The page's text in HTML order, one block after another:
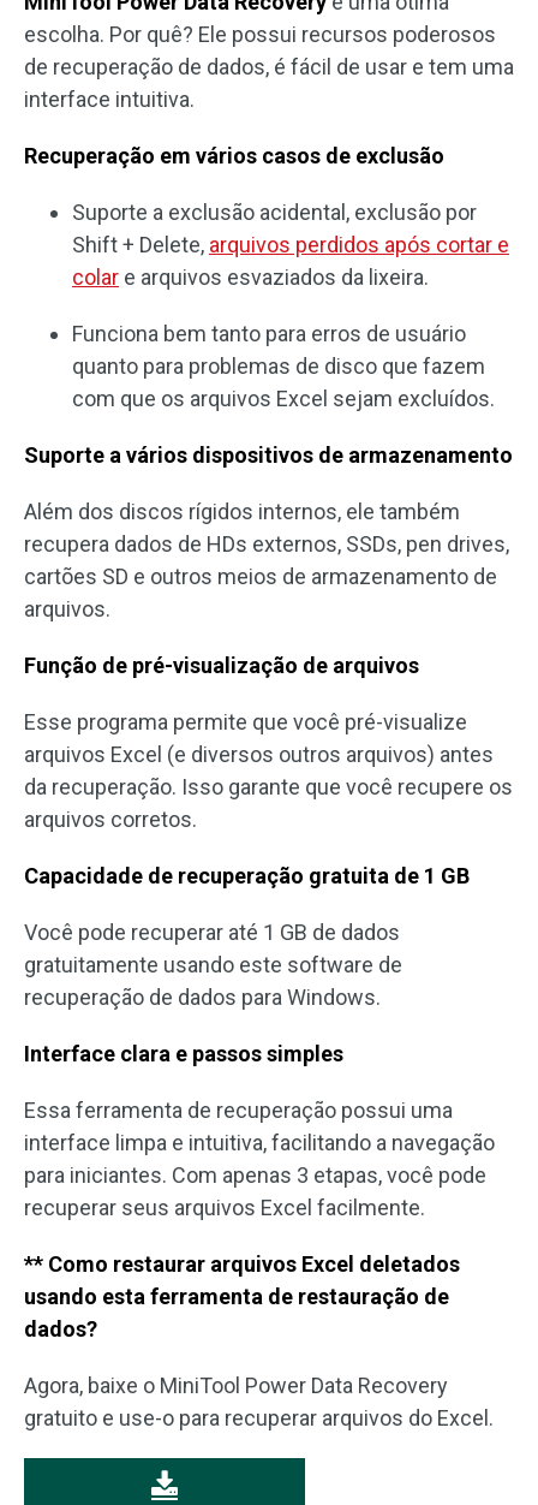
escolha. Por quê? Ele possui recursos poderosos
de recuperação de dados, é fácil de usar e tem uma
interface intuitiva.
Recuperação em vários casos de exclusão
Suporte a exclusão acidental, exclusão por
Shift + Delete, arquivos perdidos após cortar e
colar e arquivos esvaziados da lixeira.
Funciona bem tanto para erros de usuário
quanto para problemas de disco que fazem
com que os arquivos Excel sejam excluídos.
Suporte a vários dispositivos de armazenamento
Além dos discos rígidos internos, ele também
recupera dados de HDs externos, SSDs, pen drives,
cartões SD e outros meios de armazenamento de
arquivos.
Função de pré-visualização de arquivos
Esse programa permite que você pré-visualize
arquivos Excel (e diversos outros arquivos) antes
da recuperação. Isso garante que você recupere os
arquivos corretos.
Capacidade de recuperação gratuita de 1 GB
Você pode recuperar até 1 GB de dados
gratuitamente usando este software de
recuperação de dados para Windows.
Interface clara e passos simples
Essa ferramenta de recuperação possui uma
interface limpa e intuitiva, facilitando a navegação
para iniciantes. Com apenas 3 etapas, você pode
recuperar seus arquivos Excel facilmente.
** Como restaurar arquivos Excel deletados
usando esta ferramenta de restauração de
dados?
Agora, baixe o MiniTool Power Data Recovery
gratuito e use-o para recuperar arquivos do Excel.